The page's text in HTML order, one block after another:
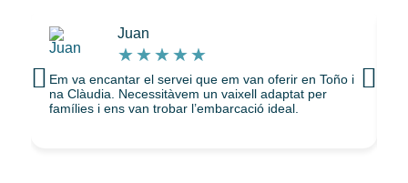
Juan
★★★★★
Em va encantar el servei que em van oferir en Toño i
na Clàudia. Necessitàvem un vaixell adaptat per
famílies i ens van trobar l’embarcació ideal.